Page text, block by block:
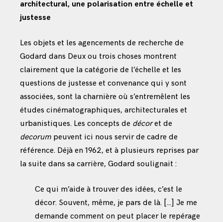
architectural, une polarisation entre échelle et
justesse
Les objets et les agencements de recherche de
Godard dans Deux ou trois choses montrent
clairement que la catégorie de l’échelle et les
questions de justesse et convenance qui y sont
associées, sont la charnière où s’entremêlent les
études cinématographiques, architecturales et
urbanistiques. Les concepts de décoret de
decorum peuvent ici nous servir de cadre de
référence. Déjà en 1962, et à plusieurs reprises par
la suite dans sa carrière, Godard soulignait :
Ce qui m’aide à trouver des idées, c’est le
décor. Souvent, même, je pars de là. […] Je me
demande comment on peut placer le repérage